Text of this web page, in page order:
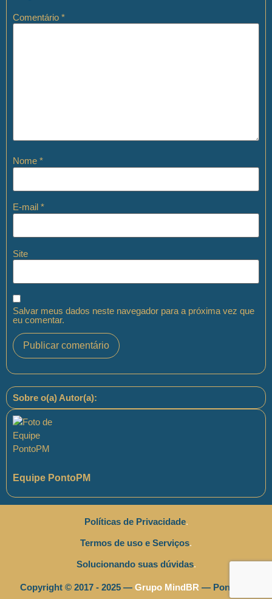
Comentário *
Nome *
E-mail *
Site
Salvar meus dados neste navegador para a próxima vez que
eu comentar.
Sobre o(a) Autor(a):
Equipe PontoPM
Políticas de Privacidade.
Termos de uso e Serviços.
Solucionando suas dúvidas.
Copyright © 2017 - 2025 — Grupo MindBR — PontoPM